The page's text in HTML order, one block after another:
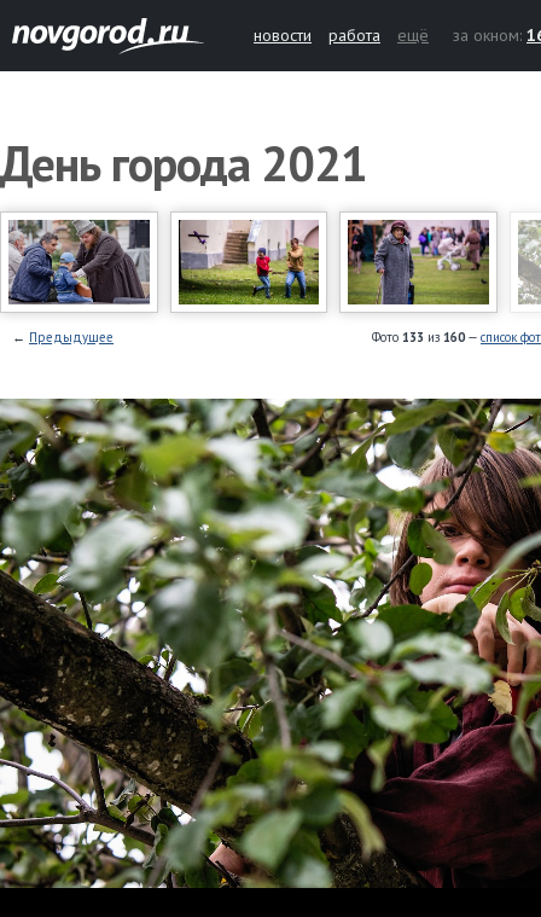
новости работа ещё за окном:
День города 2021
Фото 133 из 160— список
← Предыдущее